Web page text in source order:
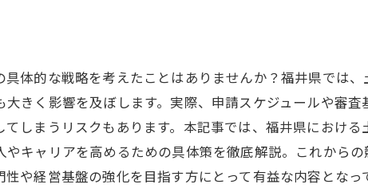
体的な戦略を考えたことはありませんか？福井県では、
きく影響を及ぼします。実際、申請スケジュールや審査
しまうリスクもあります。本記事では、福井県における
キャリアを高めるための具体策を徹底解説。これから
や経営基盤の強化を目指す方にとって有益な内容となっ